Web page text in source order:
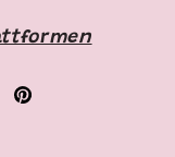
Pinterest